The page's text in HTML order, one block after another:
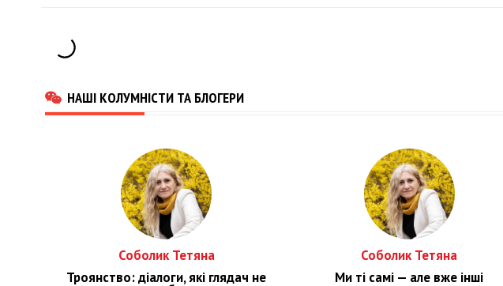
НАШІ КОЛУМНІСТИ ТА БЛОГЕРИ
Соболик Тетяна
Троянство: діалоги, які глядач не
Соболик Тетяна
Ми ті самі — але вже інші